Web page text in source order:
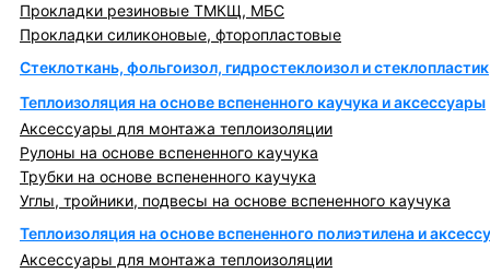
Прокладки резиновые ТМКЩ, МБС
Прокладки силиконовые, фторопластовые
Стеклоткань, фольгоизол, гидростеклоизол и стеклопластик
Теплоизоляция на основе вспененного каучука и аксессуары
Аксессуары для монтажа теплоизоляции
Рулоны на основе вспененного каучука
Трубки на основе вспененного каучука
Углы, тройники, подвесы на основе вспененного каучука
Теплоизоляция на основе вспененного полиэтилена и
Аксессуары для монтажа теплоизоляции